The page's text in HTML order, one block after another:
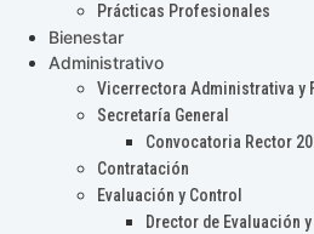
Prácticas Profesionales
Bienestar
Administrativo
Vicerrectora Administrativa y
Secretaría General
Convocatoria Rector
Contratación
Evaluación y Control
Drector de Evaluación y